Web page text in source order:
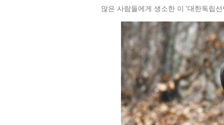
많은 사람들에게 생소한 이 '대한독립